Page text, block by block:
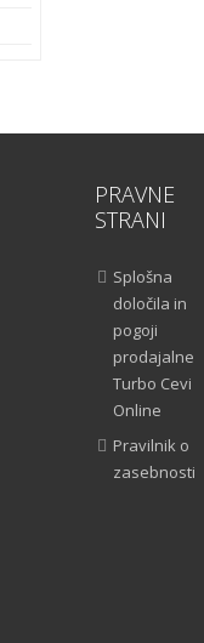
PRAVNE
STRANI
Splošna
določila in
pogoji
prodajalne
Turbo Cevi
Online
Pravilnik o
zasebnosti